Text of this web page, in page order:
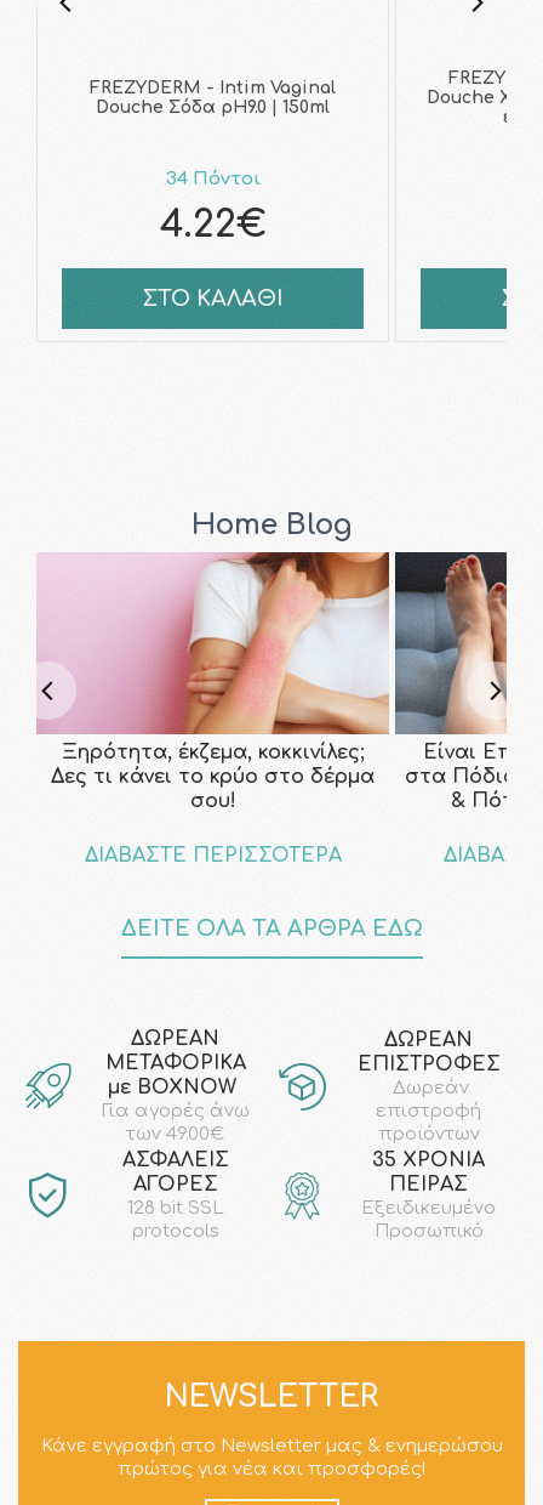
FREZYDERM - Intim Vaginal
Douche Σόδα pH9.0 | 150ml
34 Πόντοι
4.22€
ΣΤΟ ΚΑΛΑΘΙ
Douche
Home Blog
Ξηρότητα, έκζεμα, κοκκινίλες;
Δες τι κάνει το κρύο στο δέρμα
σου!
ΔΙΑΒΑΣΤΕ ΠΕΡΙΣΣΟΤΕΡΑ
Είναι
στα Πόδια;
& Πότε
ΔΕΙΤΕ ΟΛΑ ΤΑ ΑΡΘΡΑ ΕΔΩ
ΔΩΡΕΑΝ
ΜΕΤΑΦΟΡΙΚΑ
με ΒΟΧΝΟW
Για αγορές άνω
των 49.00€
ΔΩΡΕΑΝ
ΕΠΙΣΤΡΟΦΕΣ
Δωρεάν
επιστροφή
προϊόντων
AΣΦΑΛΕΙΣ
ΑΓΟΡΕΣ
128 bit SSL
protocols
35 ΧΡΟΝΙΑ
ΠΕΙΡΑΣ
Εξειδικευμένο
Προσωπικό
NEWSLETTER
Κάνε εγγραφή στο Newsletter μας & ενημερώσου
πρώτος για νέα και προσφορές!